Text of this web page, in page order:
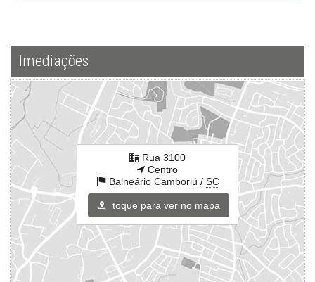
Imediações
Rua 3100
Centro
Balneário Camboriú / SC
toque para ver no mapa